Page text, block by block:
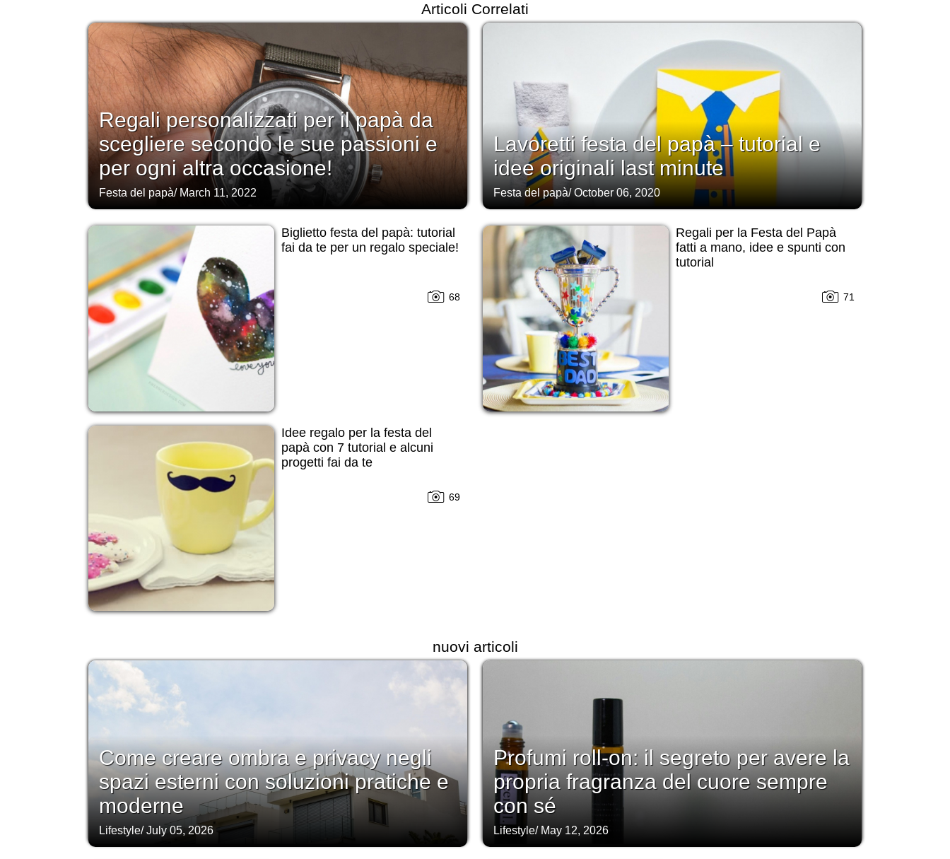
Articoli Correlati
Regali personalizzati per il papà da
scegliere secondo le sue passioni e
per ogni altra occasione!
Festa del papà/ March 11, 2022
Lavoretti festa del papà – tutorial e
idee originali last minute
Festa del papà/October 06, 2020
Biglietto festa del papà: tutorial
fai da te per un regalo speciale!
68
Regali per la Festa del Papà
fatti a mano, idee e spunti con
tutorial
71
Idee regalo per la festa del
papà con 7 tutorial e alcuni
progetti fai da te
69
nuovi articoli
Come creare ombra e privacy negli
spazi esterni con soluzioni pratiche e
moderne
Lifestyle/July 05, 2026
Profumi roll-on: il segreto per avere la
propria fragranza del cuore sempre
con sé
Lifestyle/ May 12, 2026